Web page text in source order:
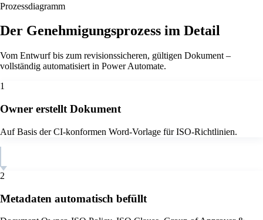
Prozessdiagramm
Der Genehmigungsprozess im Detail
Vom Entwurf bis zum revisionssicheren, gültigen Dokument –
vollständig automatisiert in Power Automate.
1
Owner erstellt Dokument
Auf Basis der CI-konformen Word-Vorlage für ISO-Richtlinien.
2
Metadaten automatisch befüllt